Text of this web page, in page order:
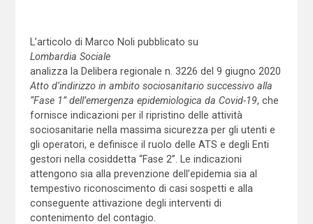
L’articolo di Marco Noli pubblicato su
Lombardia Sociale
analizza la Delibera regionale n. 3226 del 9 giugno 2020
Atto d’indirizzo in ambito sociosanitario successivo alla
“Fase 1” dell’emergenza epidemiologica da Covid-19, che
fornisce indicazioni per il ripristino delle attività
sociosanitarie nella massima sicurezza per gli utenti e
gli operatori, e definisce il ruolo delle ATS e degli Enti
gestori nella cosiddetta “Fase 2”. Le indicazioni
attengono sia alla prevenzione dell’epidemia sia al
tempestivo riconoscimento di casi sospetti e alla
conseguente attivazione degli interventi di
contenimento del contagio.